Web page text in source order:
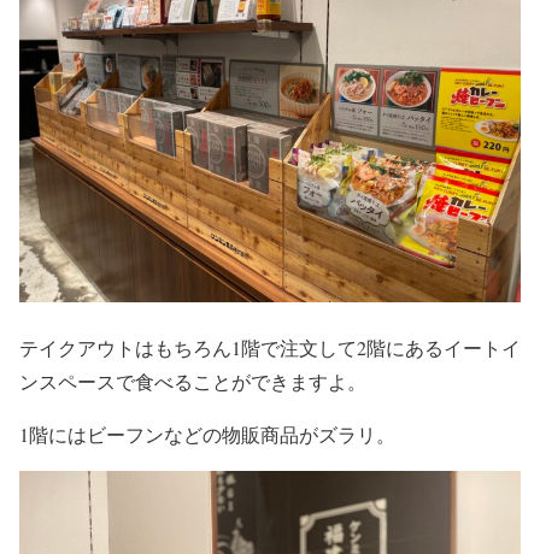
テイクアウトはもちろん1階で注文して2階にあるイートイ
ンスペースで食べることができますよ。
1階にはビーフンなどの物販商品がズラリ。